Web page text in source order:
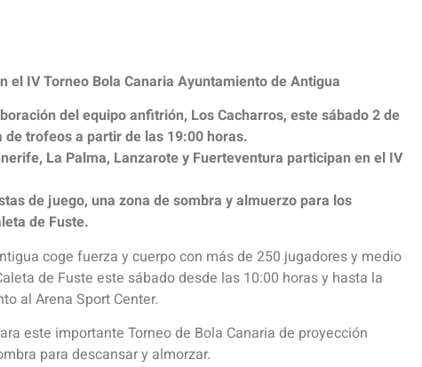
IV Torneo Bola Canaria Ayuntamiento de Antigua
del equipo anfitrión, Los Cacharros, este sábado 2 de
trofeos a partir de las 19:00 horas.
La Palma, Lanzarote y Fuerteventura participan en el IV
de juego, una zona de sombra y almuerzo para los
de Fuste.
coge fuerza y cuerpo con más de 250 jugadores y medio
de Fuste este sábado desde las 10:00 horas y hasta la
al Arena Sport Center.
este importante Torneo de Bola Canaria de proyección
para descansar y almorzar.